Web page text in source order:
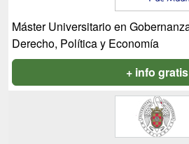
Máster Universitario en
Derecho, Política y Economía
+ info gratis